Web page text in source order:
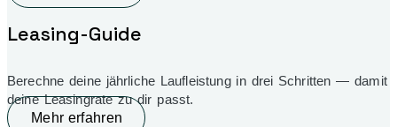
Leasing-Guide
Berechne deine jährliche Laufleistung in drei Schritten — damit
deine Leasingrate zu dir passt.
Mehr erfahren